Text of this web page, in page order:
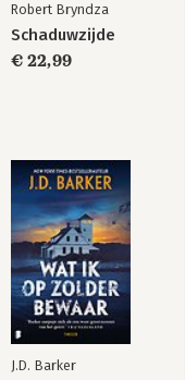
Robert Bryndza
Schaduwzijde
€ 22,99
J.D. Barker